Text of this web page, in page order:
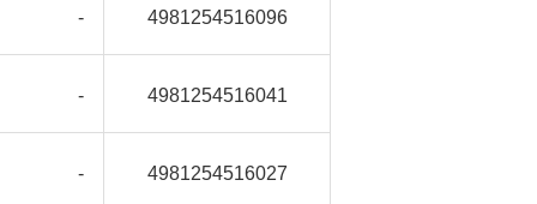
- 4981254516096
- 4981254516041
- 4981254516027